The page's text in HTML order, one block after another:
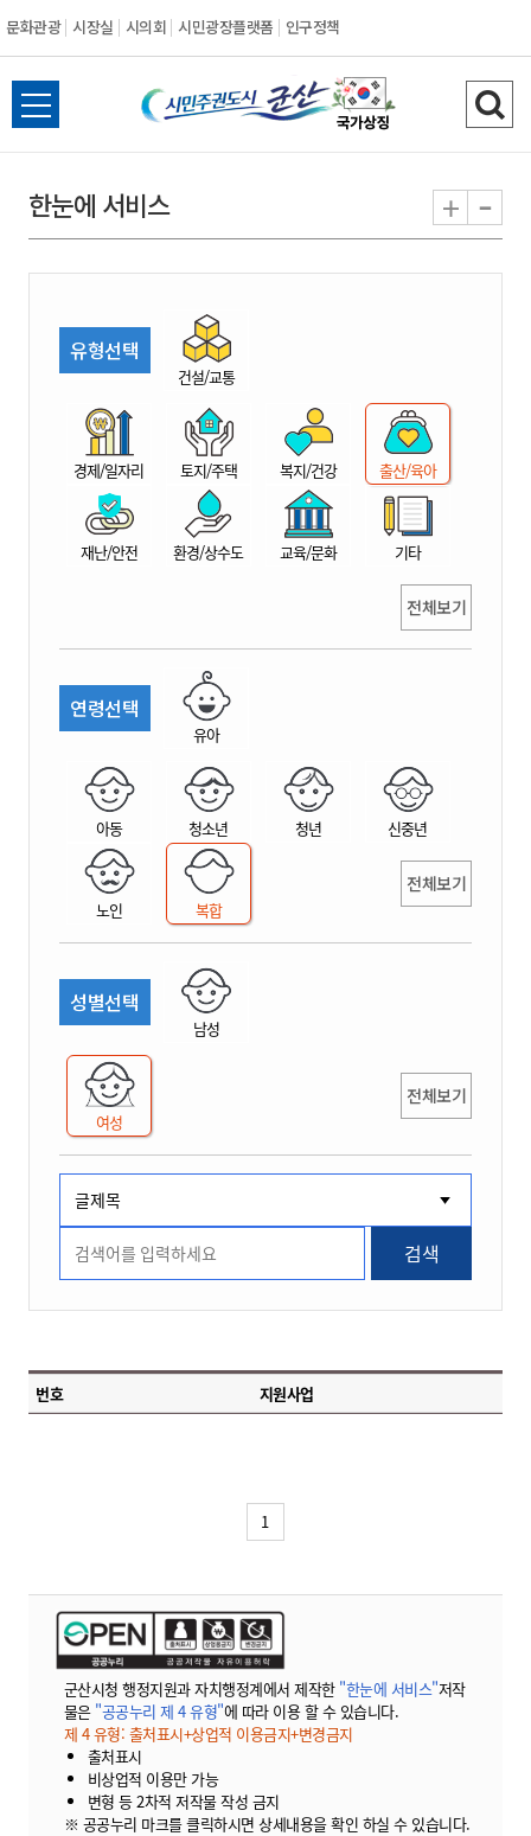
문화관광 시장실 시의회 시민광장플랫폼 인구정책
시
민
권
시
산
전
체
뉴
열
검
색
기
한눈에 서비스 + -
유형선택
건설/교통
경제/일자리 토지/주택 복지/건강 출산/육아
재난/안전 환경/상수도 교육/문화 기타
전체보기
연령선택
유아
아동 청소년 청년 신중년
노인 복합
전체보기
성별선택
남성
여성
전체보기
검색
번호 지원사업
1
군산시청 행정지원과 자치행정계에서 제작한 "한눈에 서비스"저작
물은 "공공누리 제 4 유형"에 따라 이용 할 수 있습니다.
제 4 유형: 출처표시+상업적 이용금지+변경금지
출처표시
비상업적 이용만 가능
변형 등 2차적 저작물 작성 금지
※ 공공누리 마크를 클릭하시면 상세내용을 확인 하실 수 있습니다.